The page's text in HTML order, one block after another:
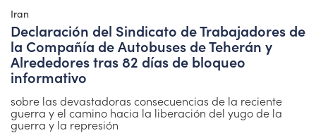
Iran
Declaración del Sindicato de Trabajadores de
la Compañía de Autobuses de Teherán y
Alrededores tras 82 días de bloqueo
informativo
sobre las devastadoras consecuencias de la reciente
guerra y el camino hacia la liberación del yugo de la
guerra y la represión